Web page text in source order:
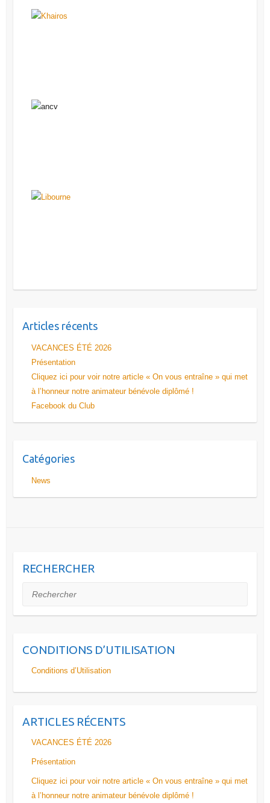
Articles récents
VACANCES ÉTÉ 2026
Présentation
Cliquez ici pour voir notre article « On vous entraîne » qui met
à l’honneur notre animateur bénévole diplômé !
Facebook du Club
Catégories
News
RECHERCHER
Rechercher
CONDITIONS D’UTILISATION
Conditions d’Utilisation
ARTICLES RÉCENTS
VACANCES ÉTÉ 2026
Présentation
Cliquez ici pour voir notre article « On vous entraîne » qui met
à l’honneur notre animateur bénévole diplômé !